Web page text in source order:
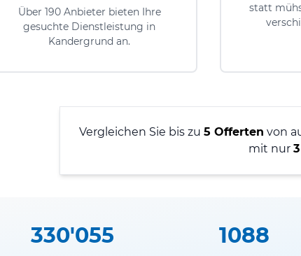
Über 190 Anbieter bieten Ihre
gesuchte Dienstleistung in
Kandergrund an.
statt
Vergleichen Sie bis zu 5 Offerten von
mit nur
330'055 1088